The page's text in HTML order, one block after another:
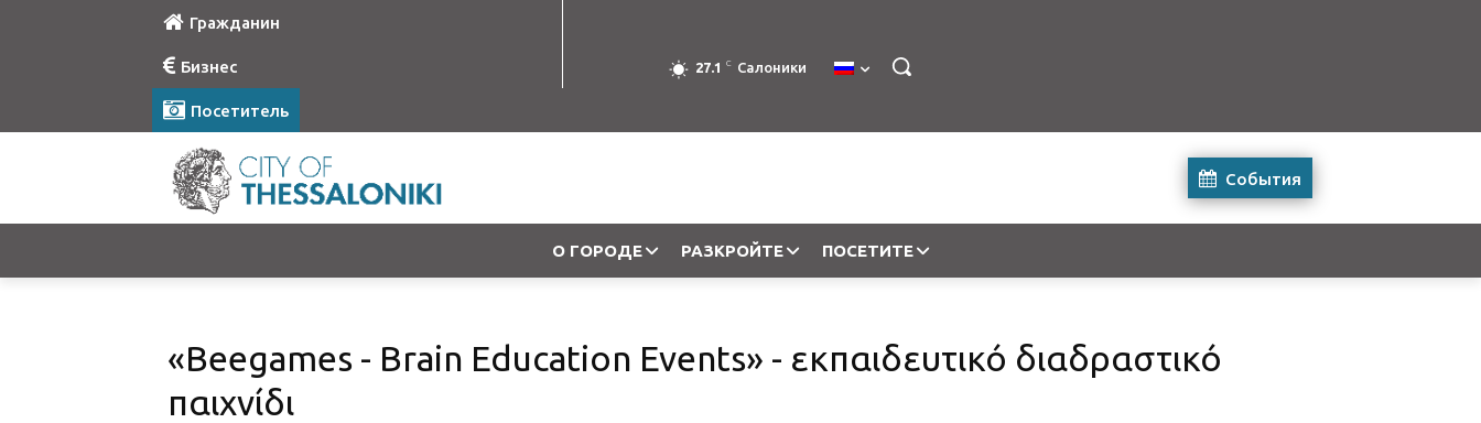
Гражданин
Бизнес
Посетитель
27.1 C Салоники
События
О ГОРОДЕ РАЗКРОЙТЕ ПОСЕТИТЕ
«Βeegames - Brain Education Events» - εκπαιδευτικό διαδραστικό
παιχνίδι